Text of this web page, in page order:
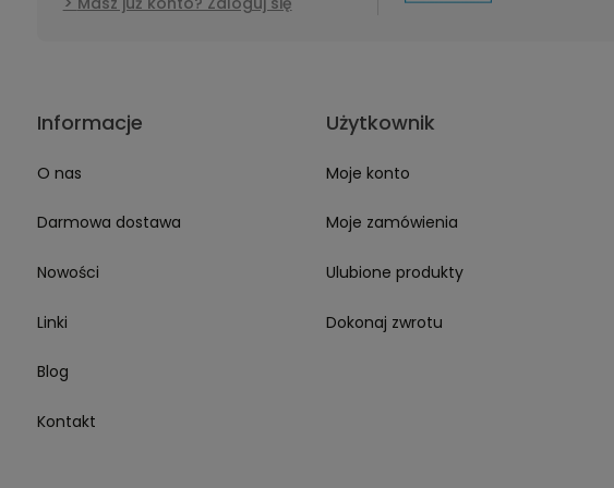
Informacje
O nas
Darmowa dostawa
Nowości
Linki
Blog
Kontakt
Użytkownik
Moje konto
Moje zamówienia
Ulubione produkty
Dokonaj zwrotu